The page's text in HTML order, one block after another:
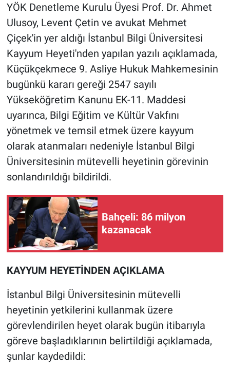
YÖK Denetleme Kurulu Üyesi Prof. Dr. Ahmet
Ulusoy, Levent Çetin ve avukat Mehmet
Çiçek'in yer aldığı İstanbul Bilgi Üniversitesi
Kayyum Heyeti'nden yapılan yazılı açıklamada,
Küçükçekmece 9. Asliye Hukuk Mahkemesinin
bugünkü kararı gereği 2547 sayılı
Yükseköğretim Kanunu EK-11. Maddesi
uyarınca, Bilgi Eğitim ve Kültür Vakfını
yönetmek ve temsil etmek üzere kayyum
olarak atanmaları nedeniyle İstanbul Bilgi
Üniversitesinin mütevelli heyetinin görevinin
sonlandırıldığı bildirildi.
Bahçeli: 86 milyon
kazanacak
KAYYUM HEYETİNDEN AÇIKLAMA
İstanbul Bilgi Üniversitesinin mütevelli
heyetinin yetkilerini kullanmak üzere
görevlendirilen heyet olarak bugün itibarıyla
göreve başladıklarının belirtildiği açıklamada,
şunlar kaydedildi:
Kültür Sanat
Ne demişti
Nedir
Popüler
Programlar
Sağlık
Spor
Teknoloji
Türkiye'nin Geleceği
Türkiye'nin Gündemi
Yerel Gündem
Yerel Yaşam
Canlı Yayın